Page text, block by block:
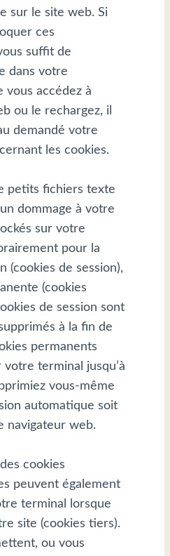
sur le site web. Si
ces
suffit de
dans votre
vous accédez à
ou le rechargez, il
demandé votre
les cookies.
petits fichiers texte
dommage à votre
sur votre
pour la
(cookies de session),
(cookies
de session sont
à la fin de
permanents
terminal jusqu’à
vous-même
automatique soit
navigateur web.
cookies
peuvent également
terminal lorsque
site (cookies tiers).
ou vous